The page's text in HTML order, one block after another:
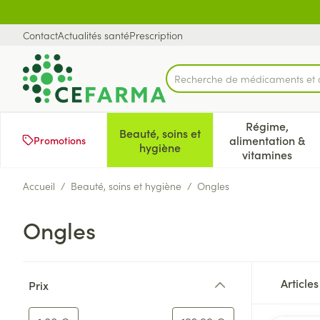
ContactActualités santéPrescription
Rechercher
Recherche de médicaments et
Promotions
Beauté, soins et
hygièneAfficher le sous-menu pour la
Régime,
alimentation &
vitamines
Afficher
Accueil / Beauté, soins et hygiène / Ongles
Ongles
Prix
Articles